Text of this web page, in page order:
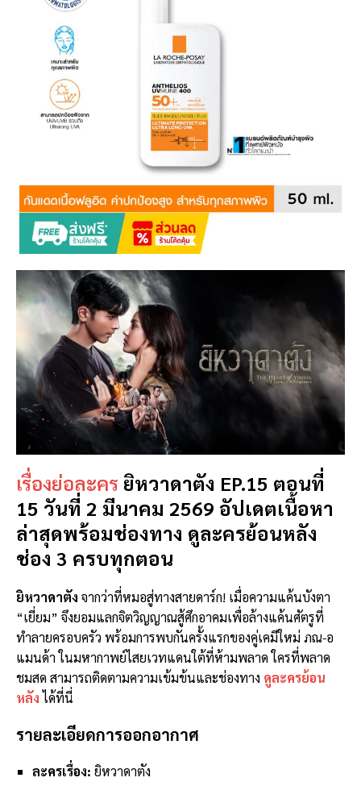
เรื่องย่อละคร ยิหวาดาตัง EP.15 ตอนที่
15 วันที่ 2 มีนาคม 2569 อัปเดตเนื้อหา
ล่าสุดพร้อมช่องทาง ดูละครย้อนหลัง
ช่อง 3 ครบทุกตอน
ยิหวาดาตัง จากว่าที่หมอสู่ทางสายดาร์ก! เมื่อความแค้นบังตา
“เยี่ยม” จึงยอมแลกจิตวิญญาณสู้ศึกอาคมเพื่อล้างแค้นศัตรูที่
ทำลายครอบครัว พร้อมการพบกันครั้งแรกของคู่เคมีใหม่ ภณ-อ
แมนด้า ในมหากาพย์ไสยเวทแดนใต้ที่ห้ามพลาด ใครที่พลาด
ชมสด สามารถติดตามความเข้มข้นและช่องทาง ดูละครย้อน
หลังได้ที่นี่
รายละเอียดการออกอากาศ
ละครเรื่อง: ยิหวาดาตัง